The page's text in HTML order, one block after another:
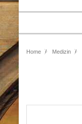
Home Medizin